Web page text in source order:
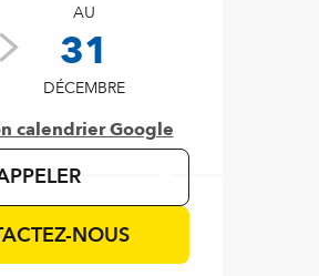
AU
31
DÉCEMBRE
calendrier Google
NOUS